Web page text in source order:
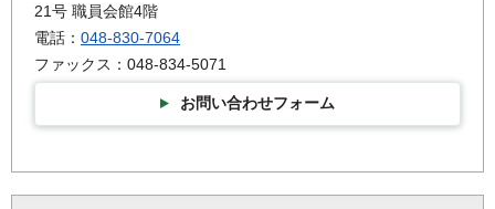
21号 職員会館4階
電話： 048-830-7064
ファックス：048-834-5071
お問い合わせフォーム